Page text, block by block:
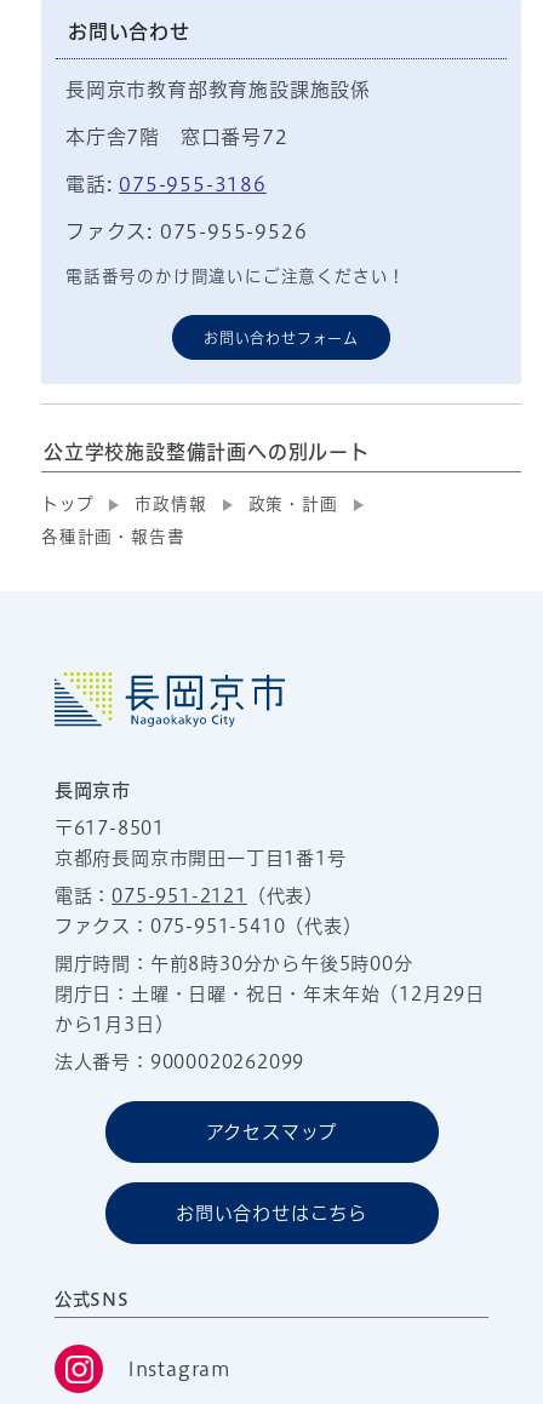
お問い合わせ
長岡京市教育部教育施設課施設係
本庁舎7階 窓口番号72
電話: 075-955-3186
ファクス: 075-955-9526
電話番号のかけ間違いにご注意ください！
お問い合わせフォーム
公立学校施設整備計画への別ルート
トップ 市政情報
政策・計画
各種計画・報告書
長岡京市
〒617-8501
京都府長岡京市開田一丁目1番1号
電話：075-951-2121
（代表）
ファクス：075-951-5410（代表）
開庁時間：午前8時30分から午後5時00分
閉庁日：土曜・日曜・祝日・年末年始（12月29日
から1月3日）
法人番号：9000020262099
アクセスマップ
お問い合わせはこちら
公式SNS
Instagram